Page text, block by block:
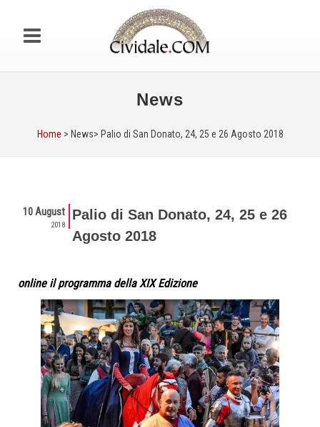
News
Home > News> Palio di San Donato, 24, 25 e 26 Agosto 2018
10 August
2018
Palio di San Donato, 24, 25 e 26
Agosto 2018
online il programma della XIX Edizione